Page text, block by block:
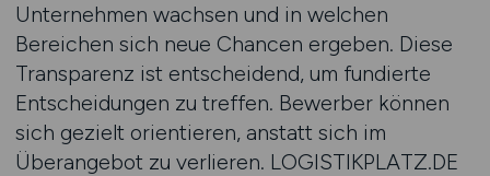
Unternehmen wachsen und in welchen
Bereichen sich neue Chancen ergeben. Diese
Transparenz ist entscheidend, um fundierte
Entscheidungen zu treffen. Bewerber können
sich gezielt orientieren, anstatt sich im
Überangebot zu verlieren. LOGISTIKPLATZ.DE